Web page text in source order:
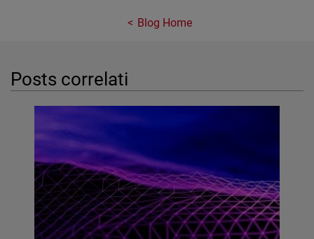
Blog Home
Posts correlati